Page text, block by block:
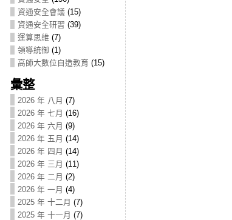
資通安全會議 (15)
資通安全研習 (39)
運算思維 (7)
領導統御 (1)
高師大數位自造教育 (15)
彙整
2026 年 八月 (7)
2026 年 七月 (16)
2026 年 六月 (9)
2026 年 五月 (14)
2026 年 四月 (14)
2026 年 三月 (11)
2026 年 二月 (2)
2026 年 一月 (4)
2025 年 十二月 (7)
2025 年 十一月 (7)